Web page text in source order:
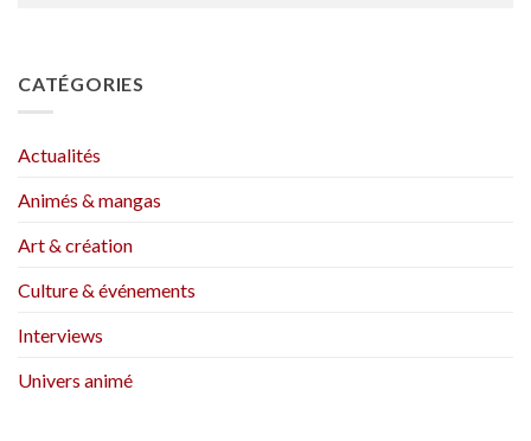
CATÉGORIES
Actualités
Animés & mangas
Art & création
Culture & événements
Interviews
Univers animé